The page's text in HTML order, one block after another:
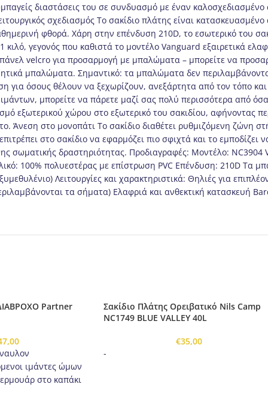
διαστάσεις του σε συνδυασμό με έναν καλοσχεδιασμένο
σχεδιασμός Το σακίδιο πλάτης είναι
φθορά. Χάρη στην επένδυση 210D, το εσωτερικό του
γεγονός που καθιστά το μοντέλο Vanguard εξαιρετικά
velcro για προσαρμογή με μπαλώματα – μπορείτε να
μπαλώματα. Σημαντικό: τα μπαλώματα δεν
για όσους θέλουν να ξεχωρίζουν, ανεξάρτητα από τον τόπο
μπορείτε να πάρετε μαζί σας πολύ περισσότερα από
εξωτερικού χώρου στο εξωτερικό του σακιδίου, αφήνοντας
Άνεση στο μονοπάτι Το σακίδιο διαθέτει ρυθμιζόμενη ζώνη
στο σακίδιο να εφαρμόζει πιο σφιχτά και το εμποδίζει
σωματικής δραστηριότητας. Προδιαγραφές: Μοντέλο:
100% πολυεστέρας με επίστρωση PVC Επένδυση: 210D Τα
Λειτουργίες και χαρακτηριστικά: Θηλιές για
τα σήματα) Ελαφριά και ανθεκτική κατασκευή
Partner
ιμάντες ώμων
στο καπάκι
Σακίδιο Πλάτης Ορειβατικό Nils Camp
NC1749 BLUE VALLEY 40L
€35,00
-